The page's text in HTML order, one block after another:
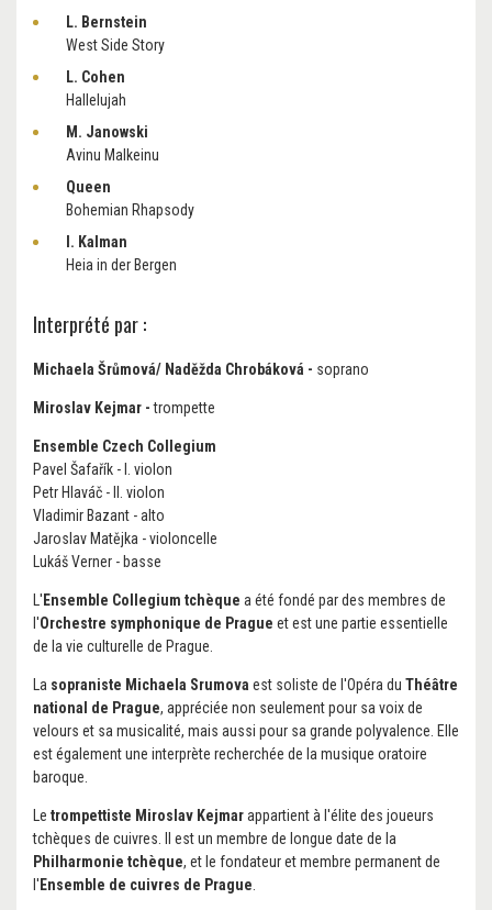
L. Bernstein
West Side Story
L. Cohen
Hallelujah
M. Janowski
Avinu Malkeinu
Queen
Bohemian Rhapsody
I. Kalman
Heia in der Bergen
Interprété par :
Michaela Šrůmová/ Naděžda Chrobáková - soprano
Miroslav Kejmar -trompette
Ensemble Czech Collegium
Pavel Šafařík - I. violon
Petr Hlaváč - II. violon
Vladimir Bazant - alto
Jaroslav Matějka - violoncelle
Lukáš Verner - basse
L' Ensemble Collegium tchèque a été fondé par des membres de
l'Orchestre symphonique de Prague et est une partie essentielle
de la vie culturelle de Prague.
La sopraniste Michaela Srumova est soliste de l'Opéra du Théâtre
national de Prague, appréciée non seulement pour sa voix de
velours et sa musicalité, mais aussi pour sa grande polyvalence. Elle
est également une interprète recherchée de la musique oratoire
baroque.
Le trompettiste Miroslav Kejmarappartient à l'élite des joueurs
tchèques de cuivres. Il est un membre de longue date de la
Philharmonie tchèque, et le fondateur et membre permanent de
l' Ensemble de cuivres de Prague.